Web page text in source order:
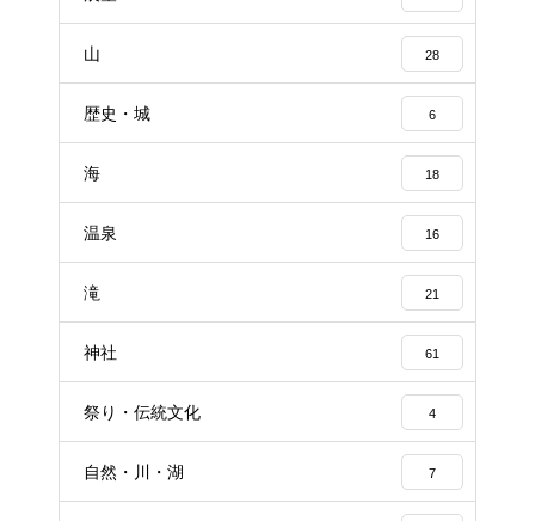
山 28
歴史・城 6
海 18
温泉 16
滝 21
神社 61
祭り・伝統文化 4
自然・川・湖 7